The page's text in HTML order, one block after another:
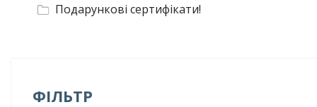
Подарункові сертифікати!
ФІЛЬТР